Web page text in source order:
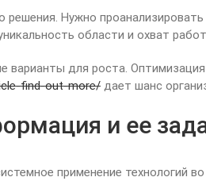
Нужно
области и охват
для роста.
find-out-more/ дает шанс
и ее
применение